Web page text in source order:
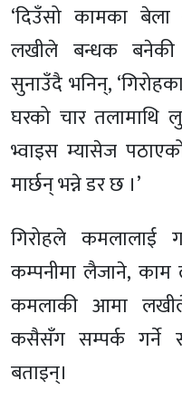
‘दिउँसो कामका
लखीले बन्धक बनेकी
सुनाउँदै भनिन्,
घरको चार तलामाथि
भ्वाइस म्यासेज
मार्छन् भन्ने डर छ ।’
गिरोहले कमलालाई
कम्पनीमा लैजाने,
कमलाकी आमा लखीले
कसैसँग सम्पर्क गर्ने
बताइन्।